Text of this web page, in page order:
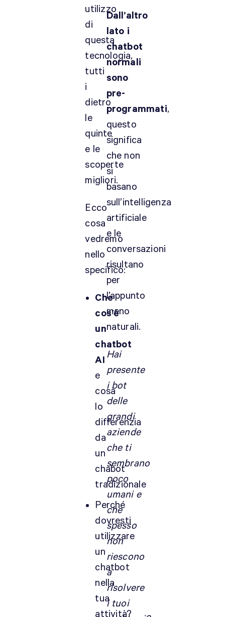
utilizzo
di
questa
tecnologia,
tutti
i
dietro
le
quinte
e le
scoperte
migliori.
Ecco
cosa
vedremo
nello
specifico:
Che
cos’è
un
chatbot
AI
e
cosa
lo
differenzia
da
un
chabot
tradizionale
Perché
dovresti
utilizzare
un
chatbot
nella
tua
attività?
Dall’altro
lato i
chatbot
normali
sono
pre-
programmati,
questo
significa
che non
si
basano
sull’intelligenza
artificiale
e le
conversazioni
risultano
per
l’appunto
meno
naturali.
Hai
presente
i bot
delle
grandi
aziende
che ti
sembrano
poco
umani e
che
spesso
non
riescono
a
risolvere
i tuoi